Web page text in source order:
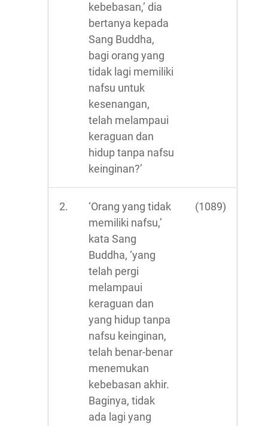
kebebasan,’ dia
bertanya kepada
Sang Buddha,
bagi orang yang
tidak lagi memiliki
nafsu untuk
kesenangan,
telah melampaui
keraguan dan
hidup tanpa nafsu
keinginan?’
2.
‘Orang yang tidak
memiliki nafsu,’
kata Sang
Buddha, ‘yang
telah pergi
melampaui
keraguan dan
yang hidup tanpa
nafsu keinginan,
telah benar-benar
menemukan
kebebasan akhir.
Baginya, tidak
ada lagi yang
(1089)